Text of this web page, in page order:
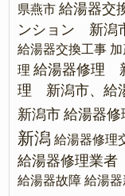
県燕市 給湯器交
ンション 新潟
給湯器交換工事 加
理 給湯器修理
理 新潟市、給
新潟市 給湯器
新潟 給湯器修理
給湯器修理業
給湯器故障 給湯